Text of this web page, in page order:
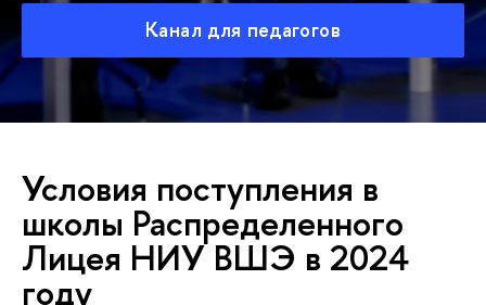
Канал для педагогов
Условия поступления в
школы Распределенного
Лицея НИУ ВШЭ в 2024
году